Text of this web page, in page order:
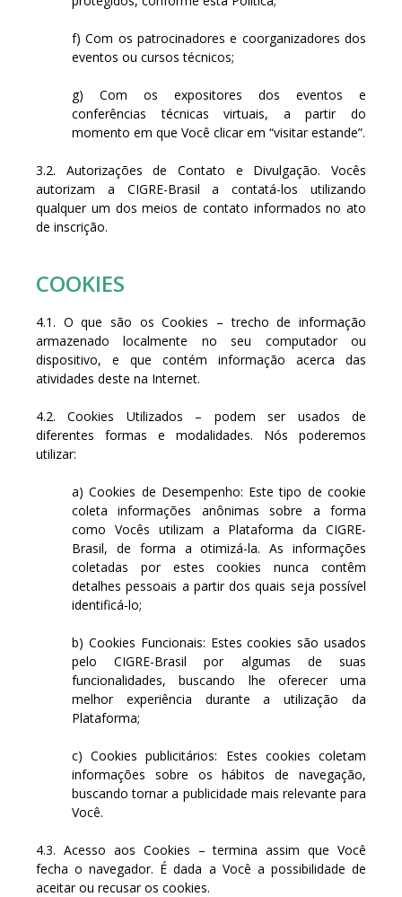
f) Com os patrocinadores e coorganizadores dos
eventos ou cursos técnicos;
g) Com os expositores dos eventos e
conferências técnicas virtuais, a partir do
momento em que Você clicar em “visitar estande”.
3.2. Autorizações de Contato e Divulgação. Vocês
autorizam a CIGRE-Brasil a contatá-los utilizando
qualquer um dos meios de contato informados no ato
de inscrição.
COOKIES
4.1. O que são os Cookies – trecho de informação
armazenado localmente no seu computador ou
dispositivo, e que contém informação acerca das
atividades deste na Internet.
4.2. Cookies Utilizados – podem ser usados de
diferentes formas e modalidades. Nós poderemos
utilizar:
a) Cookies de Desempenho: Este tipo de cookie
coleta informações anônimas sobre a forma
como Vocês utilizam a Plataforma da CIGRE-
Brasil, de forma a otimizá-la. As informações
coletadas por estes cookies nunca contêm
detalhes pessoais a partir dos quais seja possível
identificá-lo;
b) Cookies Funcionais: Estes cookies são usados
pelo CIGRE-Brasil por algumas de suas
funcionalidades, buscando lhe oferecer uma
melhor experiência durante a utilização da
Plataforma;
c) Cookies publicitários: Estes cookies coletam
informações sobre os hábitos de navegação,
buscando tornar a publicidade mais relevante para
Você.
4.3. Acesso aos Cookies – termina assim que Você
fecha o navegador. É dada a Você a possibilidade de
aceitar ou recusar os cookies.